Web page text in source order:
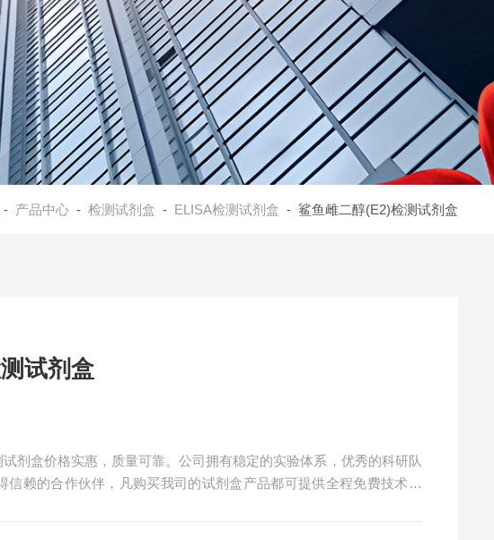
- 产品中心- 检测试剂盒 - ELISA检测试剂盒 - 鲨鱼雌二醇(E2)检测试剂盒
试剂盒
剂盒价格实惠，质量可靠。公司拥有稳定的实验体系，优秀的科研队
信赖的合作伙伴，凡购买我司的试剂盒产品都可提供全程免费技术指